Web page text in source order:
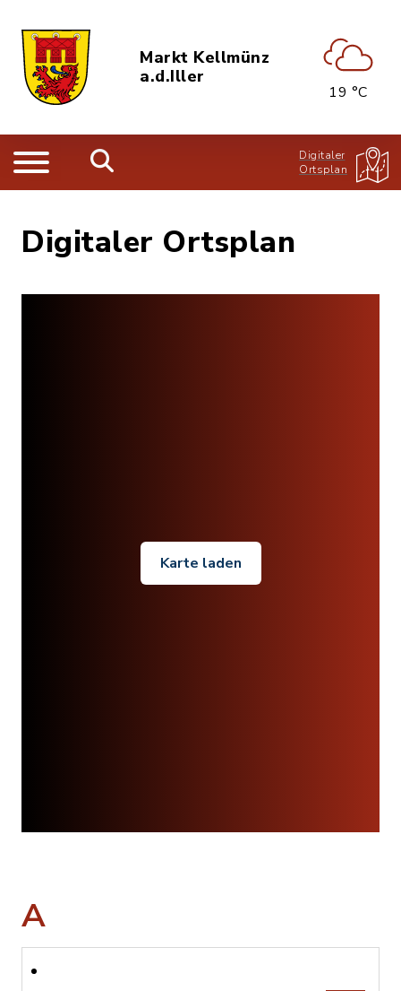
Markt Kellmünz
a.d.Iller
19 °C
Digitaler
Ortsplan
Digitaler Ortsplan
Karte laden
A